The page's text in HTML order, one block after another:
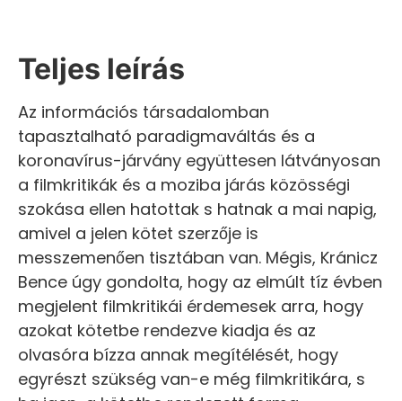
Teljes leírás
Az információs társadalomban
tapasztalható paradigmaváltás és a
koronavírus-járvány együttesen látványosan
a filmkritikák és a moziba járás közösségi
szokása ellen hatottak s hatnak a mai napig,
amivel a jelen kötet szerzője is
messzemenően tisztában van. Mégis, Kránicz
Bence úgy gondolta, hogy az elmúlt tíz évben
megjelent filmkritikái érdemesek arra, hogy
azokat kötetbe rendezve kiadja és az
olvasóra bízza annak megítélését, hogy
egyrészt szükség van-e még filmkritikára, s